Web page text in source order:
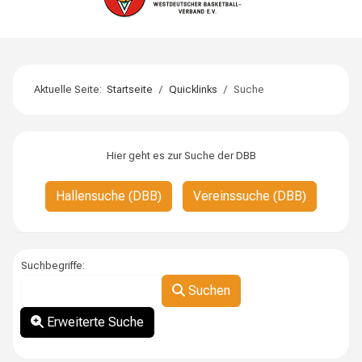
Aktuelle Seite:Startseite Quicklinks Suche
Hier geht es zur Suche der DBB
Hallensuche (DBB) Vereinssuche (DBB)
Suchformular
Suchbegriffe:
Suchen
Erweiterte Suche